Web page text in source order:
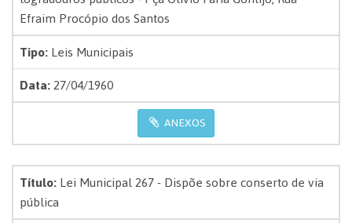
Efraim Procópio dos Santos
Tipo:Leis Municipais
Data:27/04/1960
ANEXOS
Título:Lei Municipal 267 - Dispõe sobre conserto de via
pública